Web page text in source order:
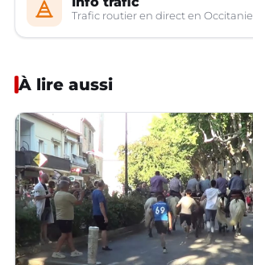
Trafic routier en direct en Occitanie
À lire aussi